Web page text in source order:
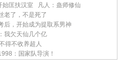
始匡扶汉室
凡人：蛊师修仙
老了，不是死了
后，开始成为提取系男神
我欠天仙几个亿
得不收养超人
：国家队导演！